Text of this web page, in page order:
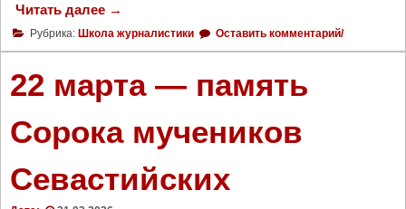
Читать далее "
У
ч
с
,
к
→
Рубрика: Школа журналистики Оставить комментарий/
22 марта — память
Сорока мучеников
Севастийских